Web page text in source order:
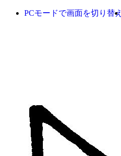
PCモードで画面を切り替え